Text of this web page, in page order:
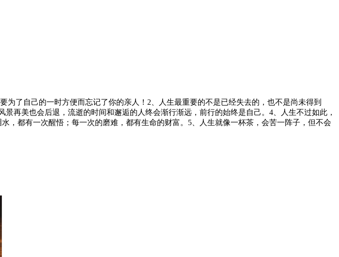
了自己的一时方便而忘记了你的亲人！2、人生最重要的不是已经失去的，也不是尚未得到
再美也会后退，流逝的时间和邂逅的人终会渐行渐远，前行的始终是自己。4、人生不过如此，
，都有一次醒悟；每一次的磨难，都有生命的财富。5、人生就像一杯茶，会苦一阵子，但不会